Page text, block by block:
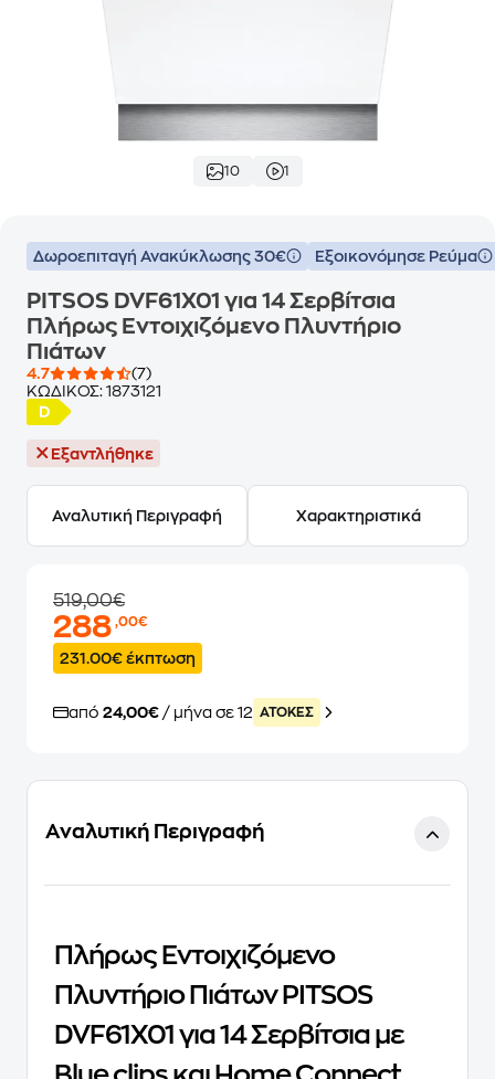
10 1
Δωροεπιταγή Ανακύκλωσης 30€ Εξοικονόμησε Ρεύμα
PITSOS DVF61X01 για 14 Σερβίτσια
Πλήρως Εντοιχιζόμενο Πλυντήριο
Πιάτων
4.7
(7)
ΚΩΔΙΚΟΣ: 1873121
Εξαντλήθηκε
Αναλυτική Περιγραφή Χαρακτηριστικά
519,00€
288,00€
231.00€ έκπτωση
από 24,00€ / μήνα σε 12 ATOKEΣ
Αναλυτική Περιγραφή
Πλήρως Εντοιχιζόμενο
Πλυντήριο Πιάτων PITSOS
DVF61X01 για 14 Σερβίτσια με